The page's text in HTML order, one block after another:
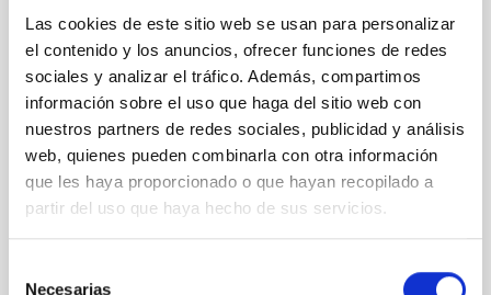
Las cookies de este sitio web se usan para personalizar
el contenido y los anuncios, ofrecer funciones de redes
sociales y analizar el tráfico. Además, compartimos
información sobre el uso que haga del sitio web con
nuestros partners de redes sociales, publicidad y análisis
web, quienes pueden combinarla con otra información
que les haya proporcionado o que hayan recopilado a
partir del uso que haya hecho de sus servicios.
Necesarias
Aims. We aim to investigate the connection between
star formation histories (SFHs) and the inner dark
particular, we tested whether the burstiness and
temporal distribution of star formation influence the
formation of cored versus cuspy dark matter profiles.
Methods. We homogeneously analysed